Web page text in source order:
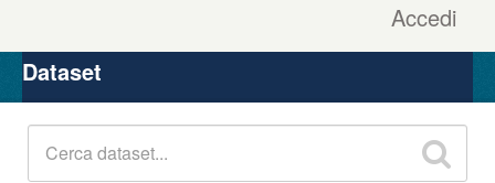
Accedi
Organizzazioni
Gruppi
Dataset